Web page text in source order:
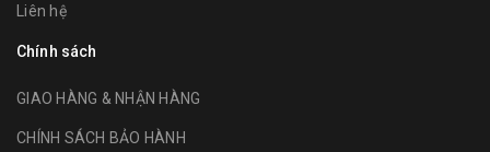
Liên hệ
Chính sách
GIAO HÀNG & NHẬN HÀNG
CHÍNH SÁCH BẢO HÀNH